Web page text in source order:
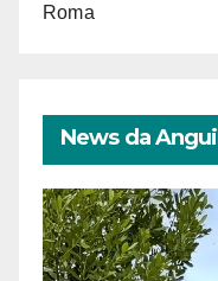
Roma
News da